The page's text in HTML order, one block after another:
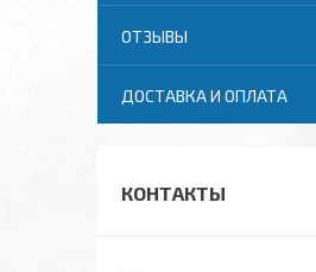
ОТЗЫВЫ
ДОСТАВКА И ОПЛАТА
КОНТАКТЫ